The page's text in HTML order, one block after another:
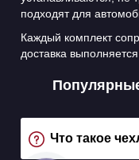
подходят для
Каждый комплект
доставка
Что такое